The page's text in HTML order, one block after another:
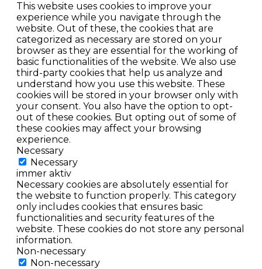
This website uses cookies to improve your
experience while you navigate through the
website. Out of these, the cookies that are
categorized as necessary are stored on your
browser as they are essential for the working of
basic functionalities of the website. We also use
third-party cookies that help us analyze and
understand how you use this website. These
cookies will be stored in your browser only with
your consent. You also have the option to opt-
out of these cookies. But opting out of some of
these cookies may affect your browsing
experience.
Necessary
Necessary
immer aktiv
Necessary cookies are absolutely essential for
the website to function properly. This category
only includes cookies that ensures basic
functionalities and security features of the
website. These cookies do not store any personal
information.
Non-necessary
Non-necessary